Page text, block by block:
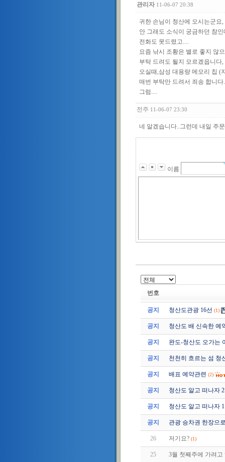
관리자 11-06-07 20:38
귀한 손님이 청산에 오시는군요,
안 그래도 소식이 궁금하던 참
전화도 못드렸고....
요즘 낚시 조황은 별로 좋지 않
부탁 드려도 될지 모르겠읍니다,
오실때,삼성 대용량 메모리 칩 (
매번 부탁만 드려서 죄송 합니다.
그럼....
전주 11-06-07 23:30
네 알겠습니다..그런데 내일 주
이름
번호
공지 청산도관광 16선 (1)
공지 청산도 배 신속한 예
공지 완도-청산도 오가는
공지 천천히 흐르는 섬 청
공지 배표 예약관련 (2)
공지 청산도 알고 떠나자
공지 청산도 알고 떠나자
공지 관광 승차권 한장으
26 저기요? (1)
25 3월 첫째주에 가려고